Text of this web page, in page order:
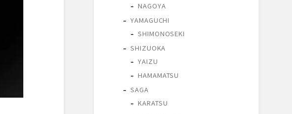
NAGOYA
YAMAGUCHI
SHIMONOSEKI
SHIZUOKA
YAIZU
HAMAMATSU
SAGA
KARATSU